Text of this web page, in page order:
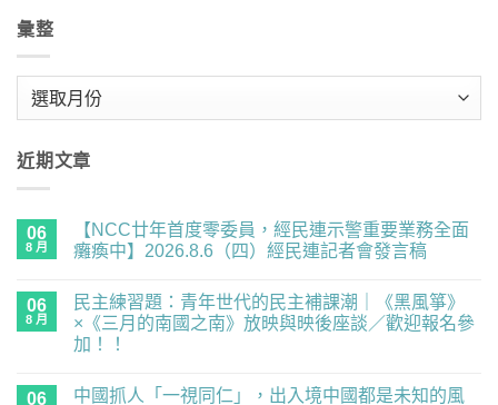
彙整
近期文章
06
8 月
【NCC廿年首度零委員，經民連示警重要業務全面
癱瘓中】2026.8.6（四）經民連記者會發言稿
廿
首
度
員，
留
言
06
8 月
民主練習題：青年世代的民主補課潮｜《黑風箏》
×《三月的南國之南》放映與映後座談／歡迎報名參
加！！
主
留
06 中國抓人「一視同仁」，出入境中國都是未知的風